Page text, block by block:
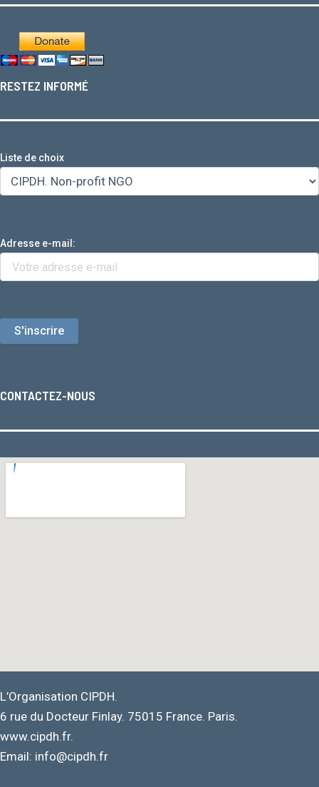
RESTEZ INFORMÉ
Liste de choix
Adresse e-mail:
CONTACTEZ-NOUS
L’Organisation CIPDH.
6 rue du Docteur Finlay. 75015 France. Paris.
www.cipdh.fr.
Email: info@cipdh.fr